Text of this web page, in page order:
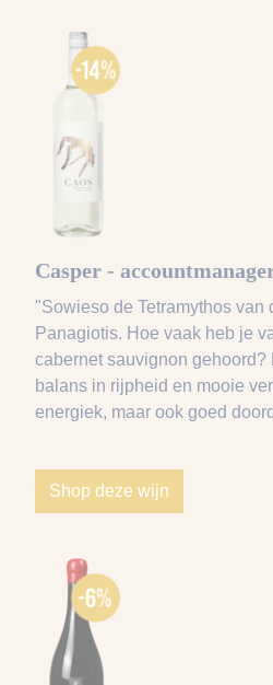
Casper -
"Sowieso de Tetramythos van
Panagiotis. Hoe vaak heb je
cabernet sauvignon gehoord?
balans in rijpheid en mooie
energiek, maar ook goed
Shop deze wijn